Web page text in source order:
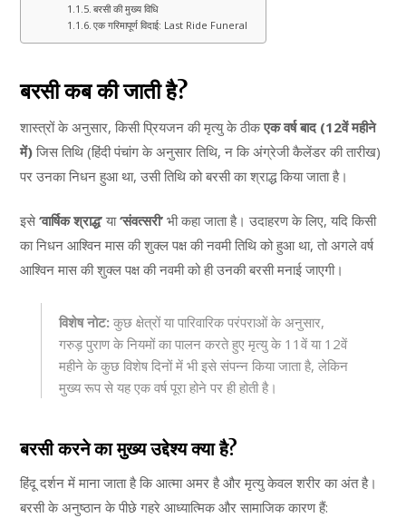
बरसी की मुख्य विधि
एक गरिमापूर्ण विदाई: Last Ride Funeral
बरसी कब की जाती है?
शास्त्रों के अनुसार, किसी प्रियजन की मृत्यु के ठीकएक वर्ष बाद (12वें महीने
में) जिस तिथि (हिंदी पंचांग के अनुसार तिथि, न कि अंग्रेजी कैलेंडर की तारीख)
पर उनका निधन हुआ था, उसी तिथि को बरसी का श्राद्ध किया जाता है।
इसे ‘वार्षिक श्राद्ध’ या‘संवत्सरी’ भी कहा जाता है। उदाहरण के लिए, यदि किसी
का निधन आश्विन मास की शुक्ल पक्ष की नवमी तिथि को हुआ था, तो अगले वर्ष
आश्विन मास की शुक्ल पक्ष की नवमी को ही उनकी बरसी मनाई जाएगी।
विशेष नोट: कुछ क्षेत्रों या पारिवारिक परंपराओं के अनुसार,
गरुड़ पुराण के नियमों का पालन करते हुए मृत्यु के 11वें या 12वें
महीने के कुछ विशेष दिनों में भी इसे संपन्न किया जाता है, लेकिन
मुख्य रूप से यह एक वर्ष पूरा होने पर ही होती है।
बरसी करने का मुख्य उद्देश्य क्या है?
हिंदू दर्शन में माना जाता है कि आत्मा अमर है और मृत्यु केवल शरीर का अंत है।
बरसी के अनुष्ठान के पीछे गहरे आध्यात्मिक और सामाजिक कारण हैं: